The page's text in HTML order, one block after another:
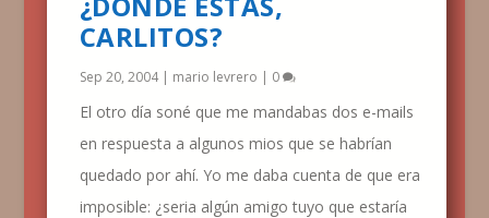
CARLITOS?
Sep 20, 2004| mario levrero | 0
El otro día soné que me mandabas dos e-mails
en respuesta a algunos mios que se habrían
quedado por ahí. Yo me daba cuenta de que era
imposible: ¿seria algún amigo tuyo que estaría